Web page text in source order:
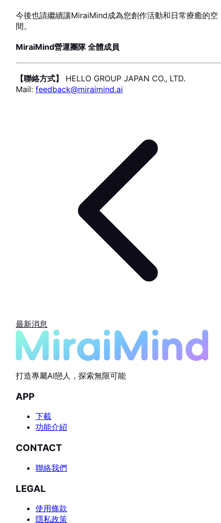
今後也請繼續讓MiraiMind成為您創作活動和日常療癒的空
間。
MiraiMind營運團隊 全體成員
【聯絡方式】
HELLO GROUP JAPAN CO., LTD.
Mail: feedback@miraimind.ai
最新消息
打造專屬AI戀人，探索無限可能
APP
下載
功能介紹
CONTACT
聯絡我們
LEGAL
使用條款
隱私政策